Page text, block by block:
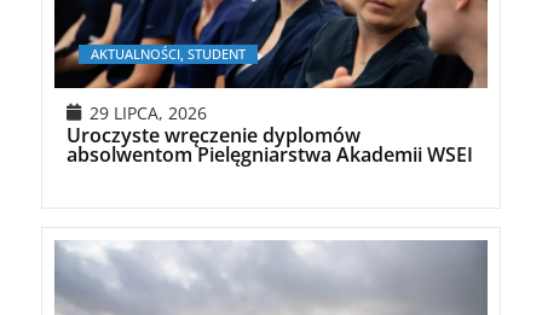
AKTUALNOŚCI, STUDENT
29 LIPCA, 2026
Uroczyste wręczenie dyplomów
absolwentom Pielęgniarstwa Akademii WSEI